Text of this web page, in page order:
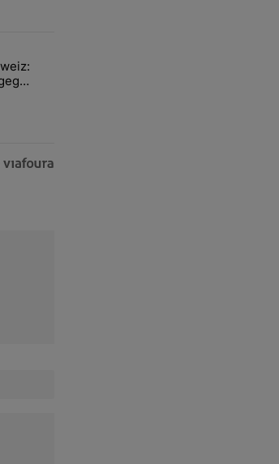
7 days.
Anteilen" mit 2 kommentare.
in der Schweiz: Die besten Tipps gegen